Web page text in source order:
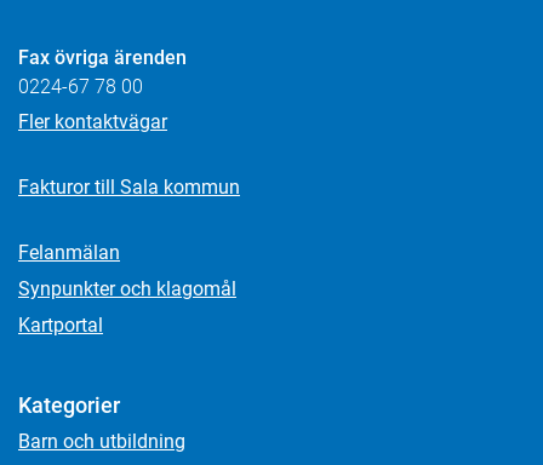
Fax övriga ärenden
0224-67 78 00
Fler kontaktvägar
Fakturor till Sala kommun
Felanmälan
Synpunkter och klagomål
Kartportal
Kategorier
Barn och utbildning